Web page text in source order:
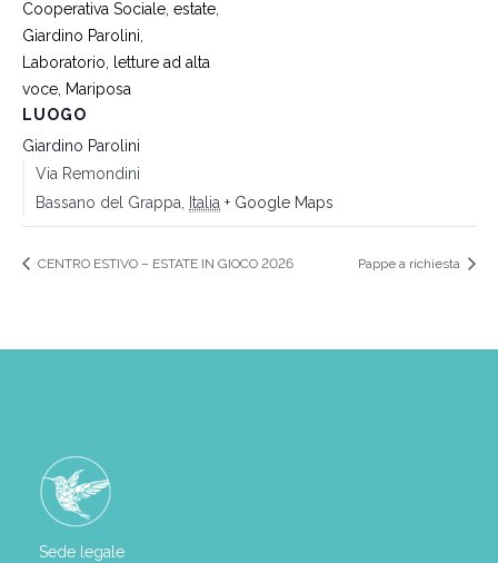
Cooperativa Sociale, estate,
Giardino Parolini,
Laboratorio, letture ad alta
voce, Mariposa
LUOGO
Giardino Parolini
Via Remondini
Bassano del Grappa, Italia + Google Maps
CENTRO ESTIVO – ESTATE IN GIOCO 2026 Pappe a richiesta
Sede legale